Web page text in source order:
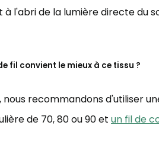
l'abri de la lumière directe du
fil convient le mieux à ce tissu ?
nous recommandons d'utiliser
de 70, 80 ou 90 et un fil de